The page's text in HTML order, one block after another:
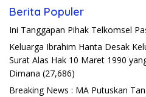
Berita Populer
Ini Tanggapan Pihak Telkomsel
Keluarga Ibrahim Hanta Desak
Surat Alas Hak 10 Maret 1990
Dimana (27,686)
Breaking News : MA Putuskan